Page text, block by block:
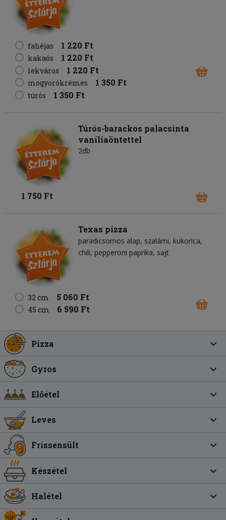
fahéjas 1 220 Ft
kakaós 1 220 Ft
lekváros 1 220 Ft
mogyorókrémes 1 350 Ft
túrós 1 350 Ft
Túrós-barackos palacsinta
vaníliaöntettel
2db
1 750 Ft
Texas pizza
paradicsomos alap szalámi kukorica
chili pepperoni paprika sajt
32 cm 5 060 Ft
45 cm 6 590 Ft
Pizza
Gyros
Előétel
Leves
Frissensült
Készétel
Halétel